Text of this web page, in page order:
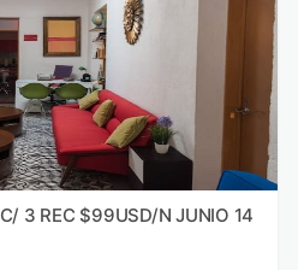
3 REC $99USD/N JUNIO 14